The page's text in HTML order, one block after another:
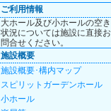
ご利用情報
大ホール及び小ホールの空き
状況については施設に直接お
問合せください。
施設概要
施設概要･構内マップ
スピリットガーデンホール
小ホール